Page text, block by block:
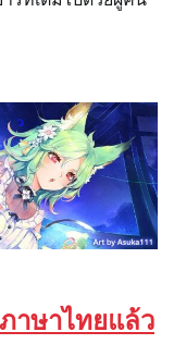
าษาไทยแล้ว